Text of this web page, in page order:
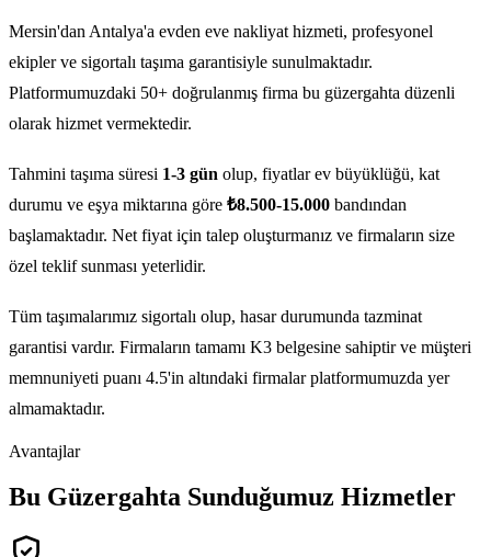
Mersin'dan Antalya'a evden eve nakliyat hizmeti, profesyonel
ekipler ve sigortalı taşıma garantisiyle sunulmaktadır.
Platformumuzdaki 50+ doğrulanmış firma bu güzergahta düzenli
olarak hizmet vermektedir.
Tahmini taşıma süresi 1-3 gün olup, fiyatlar ev büyüklüğü, kat
durumu ve eşya miktarına göre ₺8.500-15.000 bandından
başlamaktadır. Net fiyat için talep oluşturmanız ve firmaların size
özel teklif sunması yeterlidir.
Tüm taşımalarımız sigortalı olup, hasar durumunda tazminat
garantisi vardır. Firmaların tamamı K3 belgesine sahiptir ve müşteri
memnuniyeti puanı 4.5'in altındaki firmalar platformumuzda yer
almamaktadır.
Avantajlar
Bu Güzergahta Sunduğumuz Hizmetler